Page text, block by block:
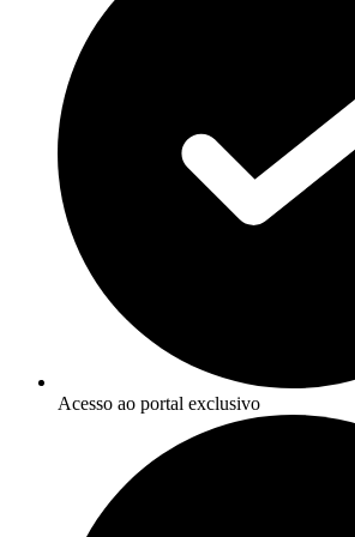
Acesso ao portal exclusivo